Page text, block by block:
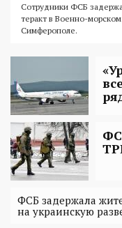
Сотрудники ФСБ
теракт в Военно-
Симферополе.
ФСБ задержала
на украинскую